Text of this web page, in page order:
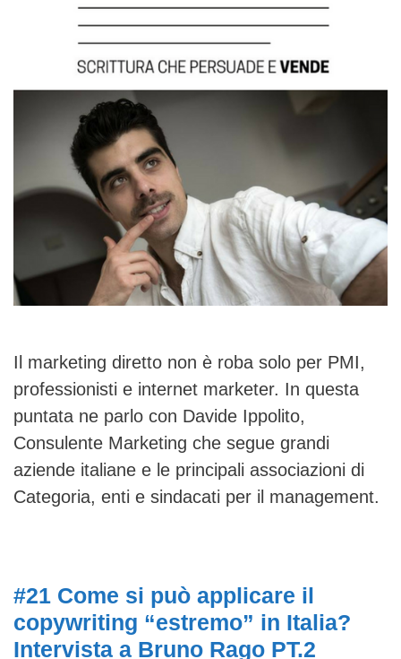
Il marketing diretto non è roba solo per PMI,
professionisti e internet marketer. In questa
puntata ne parlo con Davide Ippolito,
Consulente Marketing che segue grandi
aziende italiane e le principali associazioni di
Categoria, enti e sindacati per il management.
#21 Come si può applicare il
copywriting “estremo” in Italia?
Intervista a Bruno Rago PT.2